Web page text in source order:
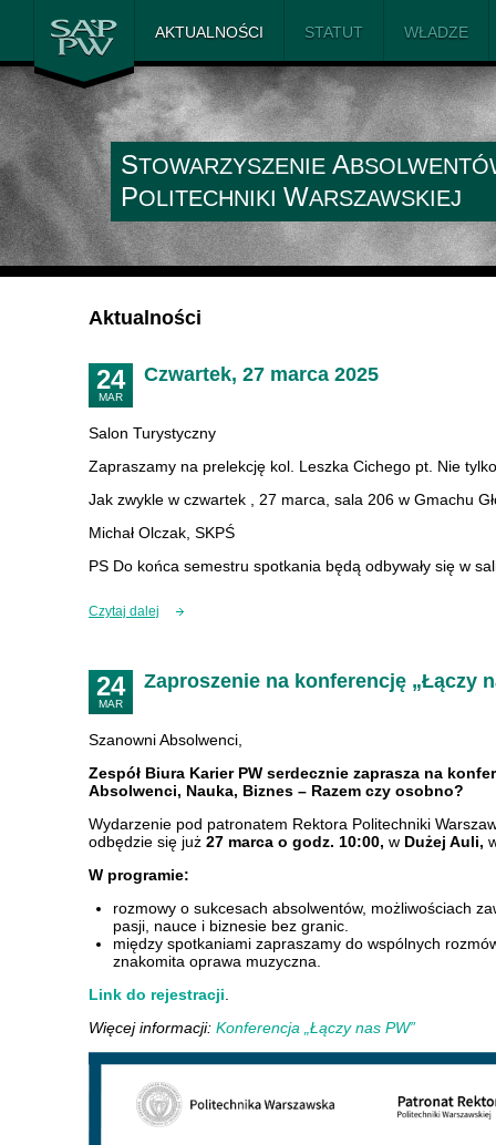
SAiP PW
AKTUALNOŚCI STATUT WŁADZE
STOWARZYSZENIE A
POLITECHNIKI WARSZAWSKIEJ
Aktualności
24
MAR
Czwartek, 27 marca 2025
Salon Turystyczny
Zapraszamy na prelekcję kol. Leszka Cichego pt. Nie
Jak zwykle w czwartek , 27 marca, sala 206 w Gmachu
Michał Olczak, SKPŚ
PS Do końca semestru spotkania będą odbywały się w
Czytaj dalej
24
MAR
Zaproszenie na konferencję „Łączy
SzanowniAbsolwenci,
Zespół Biura Karier PW serdecznie zaprasza na
Absolwenci, Nauka, Biznes – Razem czy osobno?
Wydarzenie pod patronatem Rektora Politechniki
odbędzie się już 27 marca o godz. 10:00, w Dużej Auli,
W programie:
rozmowy o sukcesach absolwentów, możliwościach
pasji, nauce i biznesie bez granic.
między spotkaniami zapraszamy do wspólnych
znakomita oprawa muzyczna.
Link do rejestracji
Więcej informacji: Konferencja „Łączy nas PW”